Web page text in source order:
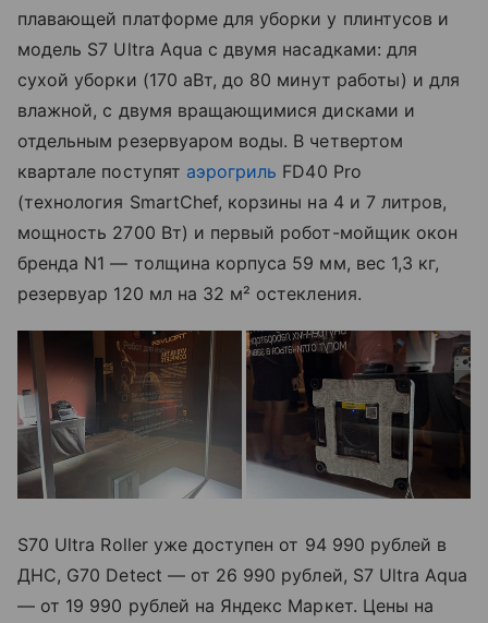
плавающей платформе для уборки у плинтусов и
модель S7 Ultra Aqua с двумя насадками: для
сухой уборки (170 аВт, до 80 минут работы) и для
влажной, с двумя вращающимися дисками и
отдельным резервуаром воды. В четвертом
квартале поступят аэрогриль FD40 Pro
(технология SmartChef, корзины на 4 и 7 литров,
мощность 2700 Вт) и первый робот-мойщик окон
бренда N1 — толщина корпуса 59 мм, вес 1,3 кг,
резервуар 120 мл на 32 м² остекления.
S70 Ultra Roller уже доступен от 94 990 рублей в
ДНС, G70 Detect — от 26 990 рублей, S7 Ultra Aqua
— от 19 990 рублей на Яндекс Маркет. Цены на